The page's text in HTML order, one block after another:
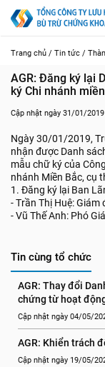
Trang chủ / Tin tức /
AGR: Đăng ký lại
ký Chi nhánh
Cập nhật ngày 31/01/
Ngày 30/01/2019,
nhận được Danh
mẫu chữ ký của
nhánh Miền Bắc, cụ
1. Đăng ký lại Ban
- Trần Thị Huệ: Giám
- Vũ Thế Anh: Phó
Tin cùng tổ chức
AGR: Thay đổi
chứng từ hoạt
Cập nhật ngày 04/05/
AGR: Khiển trách
Cập nhật ngày 19/05/